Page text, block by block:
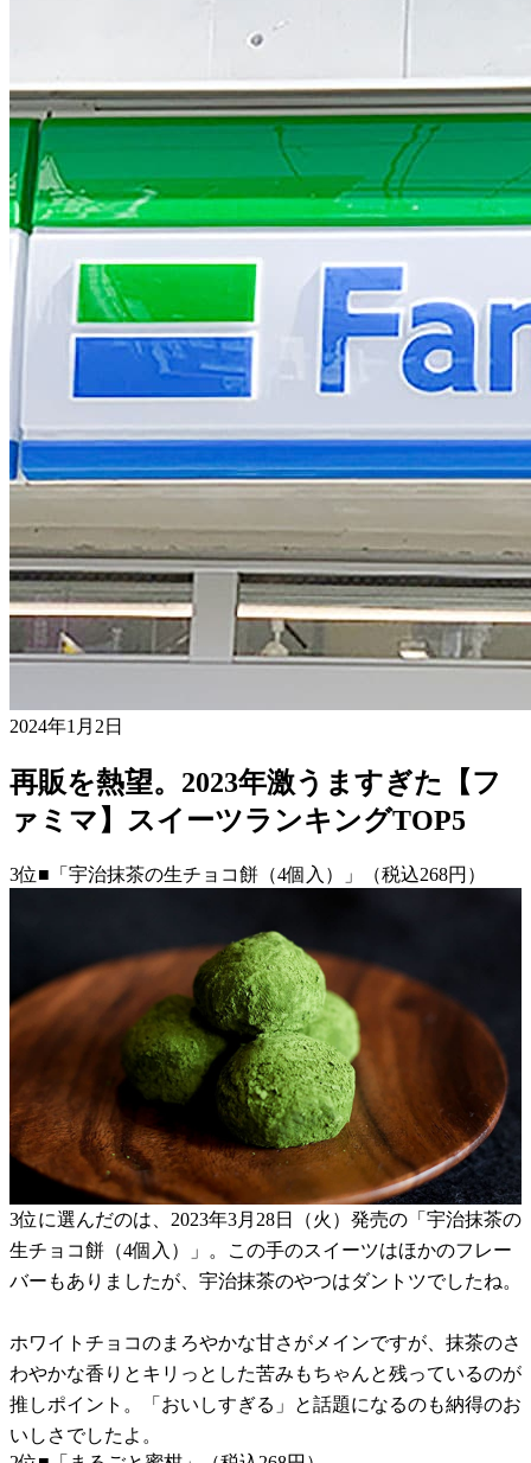
2024年1月2日
再販を熱望。2023年激うますぎた【フ
ァミマ】スイーツランキングTOP5
3位■「宇治抹茶の生チョコ餅（4個入）」（税込268円）
3位に選んだのは、2023年3月28日（火）発売の「宇治抹茶の
生チョコ餅（4個入）」。この手のスイーツはほかのフレー
バーもありましたが、宇治抹茶のやつはダントツでしたね。
ホワイトチョコのまろやかな甘さがメインですが、抹茶のさ
わやかな香りとキリっとした苦みもちゃんと残っているのが
推しポイント。「おいしすぎる」と話題になるのも納得のお
いしさでしたよ。